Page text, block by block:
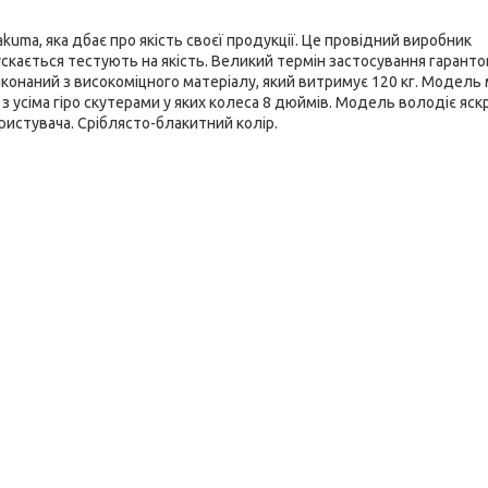
яка дбає про якість своєї продукції. Це провідний виробник
тестують на якість. Великий термін застосування
з високоміцного матеріалу, який витримує 120 кг. Модель
гіро скутерами у яких колеса 8 дюймів. Модель володіє
Сріблясто-блакитний колір.